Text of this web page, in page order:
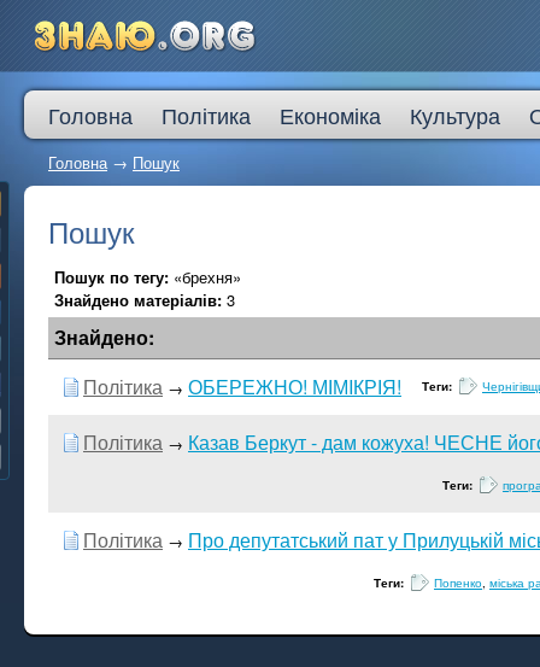
Головна Політика Економіка Культура
Головна→ Пошук
Пошук
Пошук по тегу: «брехня»
Знайдено матеріалів: 3
Знайдено:
Політика → ОБЕРЕЖНО! МІМIКРІЯ! Теги:
Політика → Казав Беркут - дам кожуха! ЧЕСНЕ
Теги:
Політика → Про депутатський пат у Прилуцькій
Теги: Попенко, міська